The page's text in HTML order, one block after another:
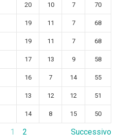
20 10 7 70
19 11 7 68
19 11 7 68
17 13 9 58
16 7 14 55
13 12 12 51
14 8 15 50
1 2 Successivo